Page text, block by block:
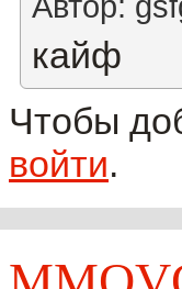
кайф
Чтобы
войти.